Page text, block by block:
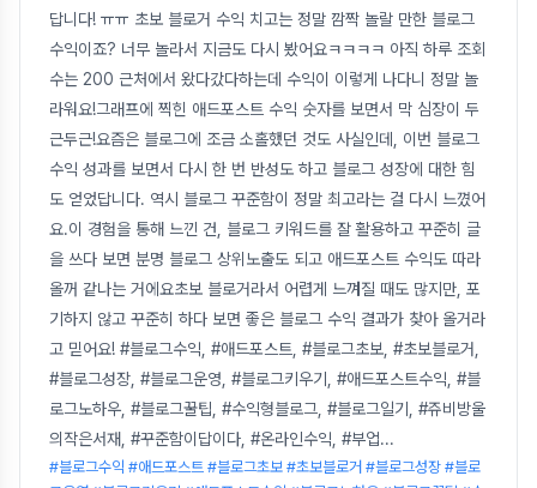
답니다! ㅠㅠ 초보 블로거 수익 치고는 정말 깜짝 놀랄 만한 블로그
수익이죠? 너무 놀라서 지금도 다시 봤어요ㅋㅋㅋㅋ 아직 하루 조회
수는 200 근처에서 왔다갔다하는데 수익이 이렇게 나다니 정말 놀
라워요!그래프에 찍힌 애드포스트 수익 숫자를 보면서 막 심장이 두
근두근!요즘은 블로그에 조금 소홀했던 것도 사실인데, 이번 블로그
수익 성과를 보면서 다시 한 번 반성도 하고 블로그 성장에 대한 힘
도 얻었답니다. 역시 블로그 꾸준함이 정말 최고라는 걸 다시 느꼈어
요.이 경험을 통해 느낀 건, 블로그 키워드를 잘 활용하고 꾸준히 글
을 쓰다 보면 분명 블로그 상위노출도 되고 애드포스트 수익도 따라
올꺼 같나는 거에요초보 블로거라서 어렵게 느껴질 때도 많지만, 포
기하지 않고 꾸준히 하다 보면 좋은 블로그 수익 결과가 찾아 올거라
고 믿어요! #블로그수익, #애드포스트, #블로그초보, #초보블로거,
#블로그성장, #블로그운영, #블로그키우기, #애드포스트수익, #블
로그노하우, #블로그꿀팁, #수익형블로그, #블로그일기, #쥬비방울
의작은서재, #꾸준함이답이다, #온라인수익, #부업...
#블로그수익 #애드포스트 #블로그초보 #초보블로거 #블로그성장 #블로